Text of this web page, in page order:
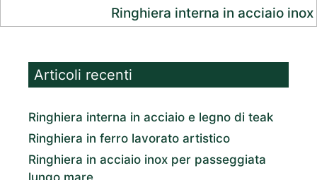
Ringhiera interna in acciaio inox
Articoli recenti
Ringhiera interna in acciaio e legno di teak
Ringhiera in ferro lavorato artistico
Ringhiera in acciaio inox per passeggiata